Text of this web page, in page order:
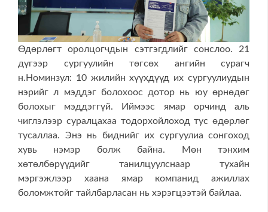
Өдөрлөгт оролцогчдын сэтгэгдлийг сонслоо. 21
дүгээр сургуулийн төгсөх ангийн сурагч
н.Номинзул: 10 жилийн хүүхдүүд их сургуулиудын
нэрийг л мэддэг болохоос дотор нь юу өрнөдөг
болохыг мэддэггүй. Иймээс ямар орчинд аль
чиглэлээр суралцахаа тодорхойлоход тус өдөрлөг
тусаллаа. Энэ нь биднийг их сургуулиа сонгоход
хувь нэмэр болж байна. Мөн тэнхим
хөтөлбөрүүдийг танилцуулснаар тухайн
мэргэжлээр хаана ямар компанид ажиллах
боломжтойг тайлбарласан нь хэрэгцээтэй байлаа.